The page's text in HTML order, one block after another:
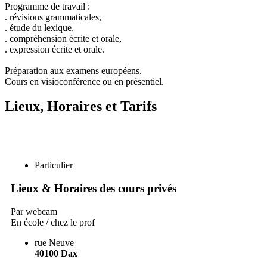
Programme de travail :
. révisions grammaticales,
. étude du lexique,
. compréhension écrite et orale,
. expression écrite et orale.
Préparation aux examens européens.
Cours en visioconférence ou en présentiel.
Lieux, Horaires et Tarifs
Particulier
Lieux & Horaires des cours privés
Par webcam
En école / chez le prof
rue Neuve
40100 Dax